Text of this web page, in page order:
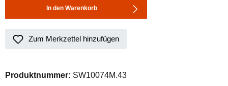
In den Warenkorb
Zum Merkzettel hinzufügen
Produktnummer: SW10074M.43